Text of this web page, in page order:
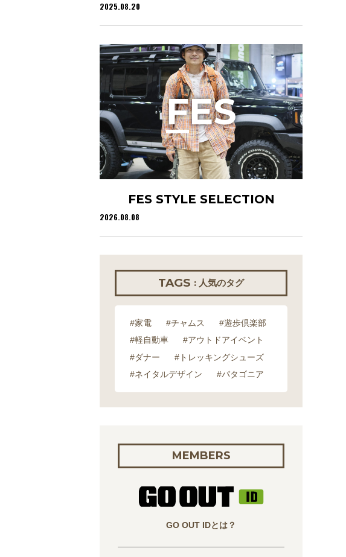
2025.08.20
FES STYLE SELECTION
2026.08.08
FES
TAGS : 人気のタグ
#家電 #チャムス
#遊歩倶楽部
#軽自動車
#アウトドアイベント
#ダナー
#トレッキングシューズ
#ネイタルデザイン
#パタゴニア
MEMBERS
GO OUT IDとは？